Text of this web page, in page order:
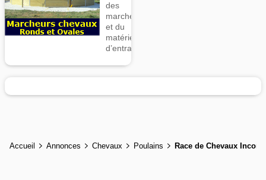
des
marcheurs
et du
matériel
d’entrainement
Accueil Annonces Chevaux Poulains Race de Chevaux